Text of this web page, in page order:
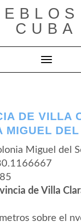
CUBA
Cambiar
DE VILLA
MIGUEL
Miguel del
de Villa
sobre el